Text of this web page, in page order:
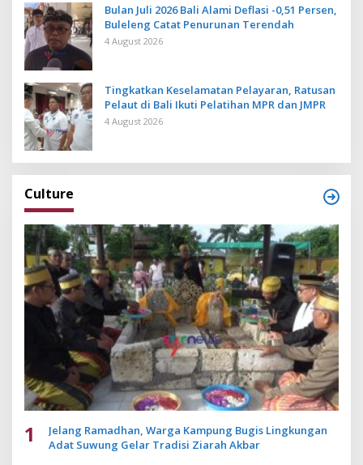
Bulan Juli 2026 Bali Alami Deflasi -0,51 Persen,
Buleleng Catat Penurunan Terendah
4 August 2026
Tingkatkan Keselamatan Pelayaran, Ratusan
Pelaut di Bali Ikuti Pelatihan MPR dan JMPR
4 August 2026
Culture
1
Jelang Ramadhan, Warga Kampung Bugis Lingkungan
Adat Suwung Gelar Tradisi Ziarah Akbar